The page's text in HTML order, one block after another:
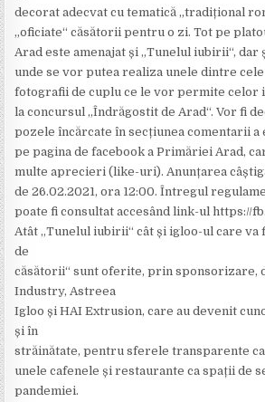
decorat adecvat cu tematică „tradițional
„oficiate“ căsătorii pentru o zi. Tot pe
Arad este amenajat și „Tunelul iubirii“, dar
unde se vor putea realiza unele dintre
fotografii de cuplu ce le vor permite celor
la concursul „Îndrăgostit de Arad“. Vor fi
pozele încărcate în secțiunea comentarii
pe pagina de facebook a Primăriei Arad,
multe aprecieri (like-uri). Anunțarea
de 26.02.2021, ora 12:00. Întregul
poate fi consultat accesând link-ul https://
Atât „Tunelul iubirii“ cât și igloo-ul care va
de
căsătorii“ sunt oferite, prin sponsorizare,
Industry, Astreea
Igloo și HAI Extrusion, care au devenit
și în
străinătate, pentru sferele transparente
unele cafenele și restaurante ca spații de
pandemiei.